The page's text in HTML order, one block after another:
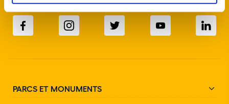
SUIVEZ-NOUS SUR LES RÉSEAUX SOCIAUX
PARCS ET MONUMENTS